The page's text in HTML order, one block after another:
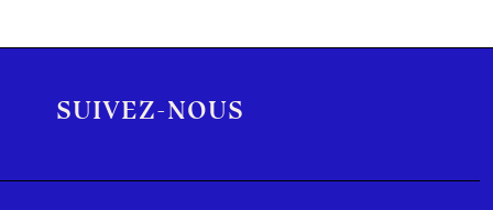
SUIVEZ-NOUS